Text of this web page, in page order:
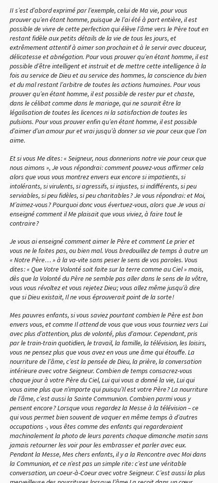
II s’est d’abord exprimé par l’exemple, celui de Ma vie, pour vous
prouver qu’en étant homme, puisque Je l’ai été à part entière, il est
possible de vivre de cette perfection qui élève l’âme vers le Père tout en
restant fidèle aux petits détails de la vie de tous les jours, et
extrêmement attentif à aimer son prochain et à le servir avec douceur,
délicatesse et abnégation. Pour vous prouver qu’en étant homme, il est
possible d’être intelligent et instruit et de mettre cette intelligence à la
fois au service de Dieu et au service des hommes, la conscience du bien
et du mal restant l’arbitre de toutes les actions humaines. Pour vous
prouver qu’en étant homme, il est possible de rester pur et chaste,
dans le célibat comme dans le mariage, qui ne saurait être la
légalisation de toutes les licences ni la satisfaction de toutes les
pulsions. Pour vous prouver enfin qu’en étant homme, il est possible
d’aimer d’un amour pur et vrai jusqu’à donner sa vie pour ceux que l’on
aime.
Et si vous Me dites : « Seigneur, nous donnerions notre vie pour ceux que
nous aimons », Je vous répondrai : comment pouvez-vous affirmer cela
alors que vous vous montrez envers eux encore si impatients, si
intolérants, si virulents, si agressifs, si injustes, si indifférents, si peu
serviables, si peu fidèles, si peu charitables ? Je vous répondrai : et Moi,
M’aimez-vous ? Pourquoi donc vous évertuez-vous, alors que Je vous ai
enseigné comment il Me plaisait que vous viviez, à faire tout le
contraire ?
Je vous ai enseigné comment aimer le Père et comment Le prier et
vous ne le faites pas, ou bien mal. Vous bredouillez de temps à autre un
« Notre Père… » à la va-vite sans peser le sens de vos paroles. Vous
dites : « Que Votre Volonté soit faite sur la terre comme au Ciel » mais,
dès que la Volonté du Père ne semble pas aller dans le sens de la vôtre,
vous vous révoltez et vous rejetez Dieu ; vous allez même jusqu’à dire
que si Dieu existait, Il ne vous éprouverait point de la sorte !
Mes pauvres enfants, si vous saviez pourtant combien le Père est bon
envers vous, et comme Il attend de vous que vous vous tourniez vers Lui
avec plus d’attention, plus de volonté, plus d’amour. Cependant, pris
par le train-train quotidien, le travail, la famille, la télévision, les loisirs,
vous ne pensez plus que vous avez en vous une âme qui étouffe. La
nourriture de l’âme, c’est la pensée de Dieu, la prière, la conversation
intérieure avec votre Seigneur. Combien de temps consacrez-vous
chaque jour à votre Père du Ciel, Lui qui vous a donné la vie, Lui qui
vous aime plus que n’importe qui puisqu’Il est votre Père ? La nourriture
de l’âme, c’est aussi la Sainte Communion. Combien parmi vous y
pensent encore ? Lorsque vous regardez la Messe à la télévision – ce
qui vous permet bien souvent de vaquer en même temps à d’autres
occupations -, vous êtes comme des enfants qui regarderaient
machinalement la photo de leurs parents chaque dimanche matin sans
jamais retourner les voir pour les embrasser et parler avec eux.
Pendant la Messe, Mes chers enfants, il y a la Rencontre avec Moi dans
la Communion, et ce n’est pas un simple rite : c’est une véritable
conversation, un coeur-à-Coeur avec votre Seigneur. C’est aussi la plus